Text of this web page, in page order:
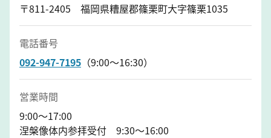
〒811-2405 福岡県糟屋郡篠栗町大字篠栗1035
電話番号
092-947-7195 （9:00～16:30）
営業時間
9:00～17:00
涅槃像体内参拝受付 9:30～16:00